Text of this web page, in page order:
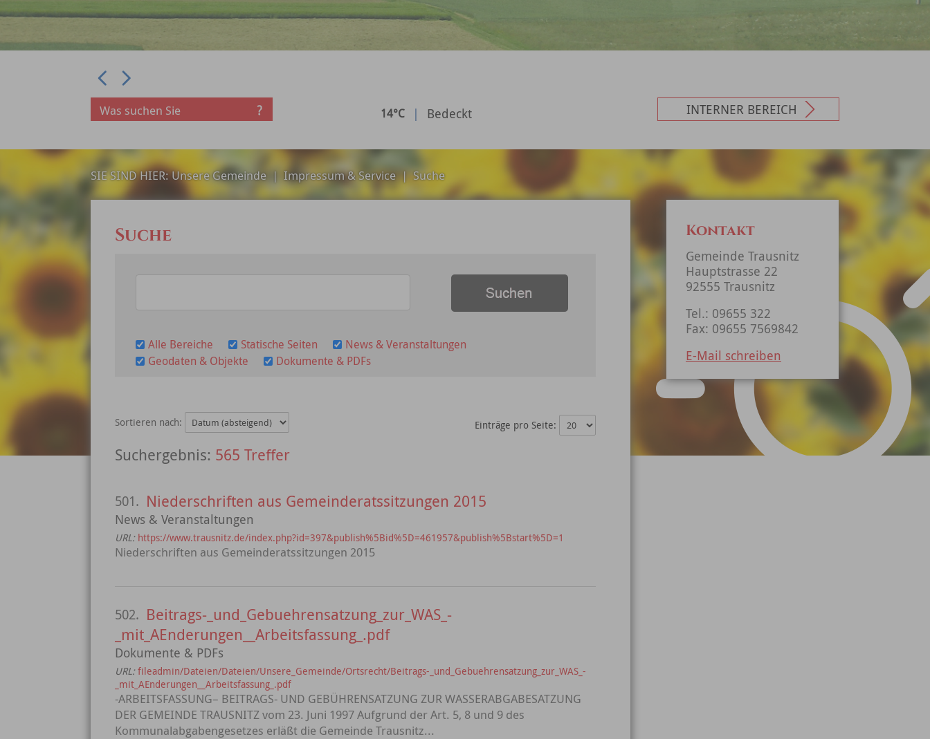
Prev
14°C | Bedeckt INTERNER BEREICH
SIE SIND HIER:Unsere Gemeinde | Impressum & Service |Suche
Suche
Alle Bereiche Statische Seiten
News & Veranstaltungen
Geodaten & Objekte
Dokumente & PDFs
Sortieren nach:
565 Treffer
Einträge pro Seite:
501. Niederschriften aus Gemeinderatssitzungen 2015
News & Veranstaltungen
URL: https://www.trausnitz.de/index.php?id=397&publish%5Bid%5D=461957&publish%5Bstart%5D=1
Niederschriften aus Gemeinderatssitzungen 2015
502. Beitrags-_und_Gebuehrensatzung_zur_WAS_-
_mit_AEnderungen__Arbeitsfassung_.pdf
Dokumente & PDFs
URL: fileadmin/Dateien/Dateien/Unsere_Gemeinde/Ortsrecht/Beitrags-_und_Gebuehrensatzung_zur_WAS_-
_mit_AEnderungen__Arbeitsfassung_.pdf
-ARBEITSFASSUNG– BEITRAGS- UND GEBÜHRENSATZUNG ZUR WASSERABGABESATZUNG
DER GEMEINDE TRAUSNITZ vom 23. Juni 1997 Aufgrund der Art. 5, 8 und 9 des
Kommunalabgabengesetzes erläßt die Gemeinde Trausnitz...
Kontakt
Gemeinde Trausnitz
Hauptstrasse 22
92555 Trausnitz
Tel.: 09655 322
Fax: 09655 7569842
E-Mail schreiben